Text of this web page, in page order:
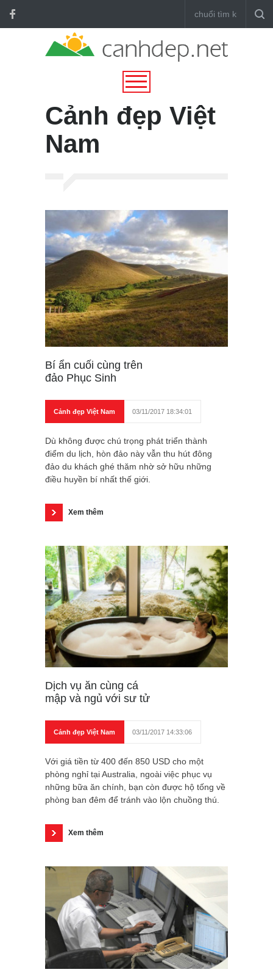
Cảnh đẹp Việt
Nam
Bí ẩn cuối cùng trên
đảo Phục Sinh
Cảnh đẹp Việt Nam 03/11/2017 18:34:01
Dù không được chú trọng phát triển thành
điểm du lịch, hòn đảo này vẫn thu hút đông
đảo du khách ghé thăm nhờ sở hữu những
điều huyền bí nhất thế giới.
Xem thêm
Dịch vụ ăn cùng cá
mập và ngủ với sư tử
Cảnh đẹp Việt Nam 03/11/2017 14:33:06
Với giá tiền từ 400 đến 850 USD cho một
phòng nghỉ tại Australia, ngoài việc phục vụ
những bữa ăn chính, bạn còn được hộ tống về
phòng ban đêm để tránh vào lộn chuồng thú.
Xem thêm